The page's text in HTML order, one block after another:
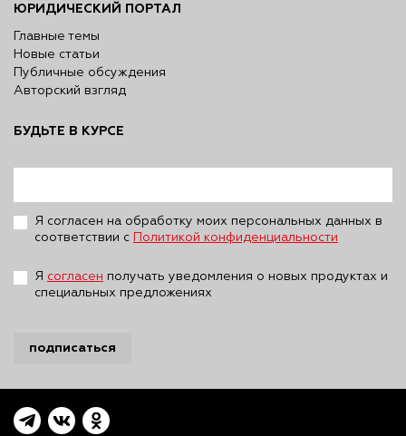
ЮРИДИЧЕСКИЙ ПОРТАЛ
Главные темы
Новые статьи
Публичные обсуждения
Авторский взгляд
БУДЬТЕ В КУРСЕ
Я согласен на обработку моих персональных данных в
соответствии с
Политикой конфиденциальности
Я согласен получать уведомления о новых продуктах и
специальных предложениях
подписаться